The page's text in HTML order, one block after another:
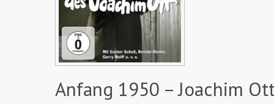
Anfang 1950 – Joachim